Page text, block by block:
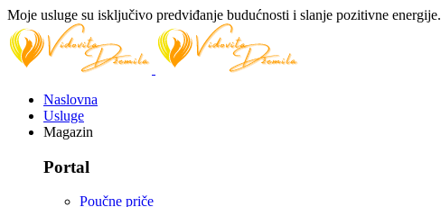
Moje usluge su isključivo predviđanje budućnosti i slanje pozitivne energije.
Naslovna
Usluge
Magazin
Portal
Poučne priče